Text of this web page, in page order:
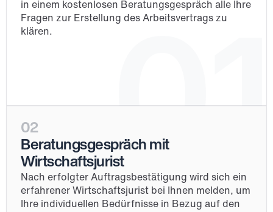
01
in einem kostenlosen Beratungsgespräch alle Ihre
Fragen zur Erstellung des Arbeitsvertrags zu
klären.
02
Beratungsgespräch mit
Wirtschaftsjurist
Nach erfolgter Auftragsbestätigung wird sich ein
erfahrener Wirtschaftsjurist bei Ihnen melden, um
Ihre individuellen Bedürfnisse in Bezug auf den